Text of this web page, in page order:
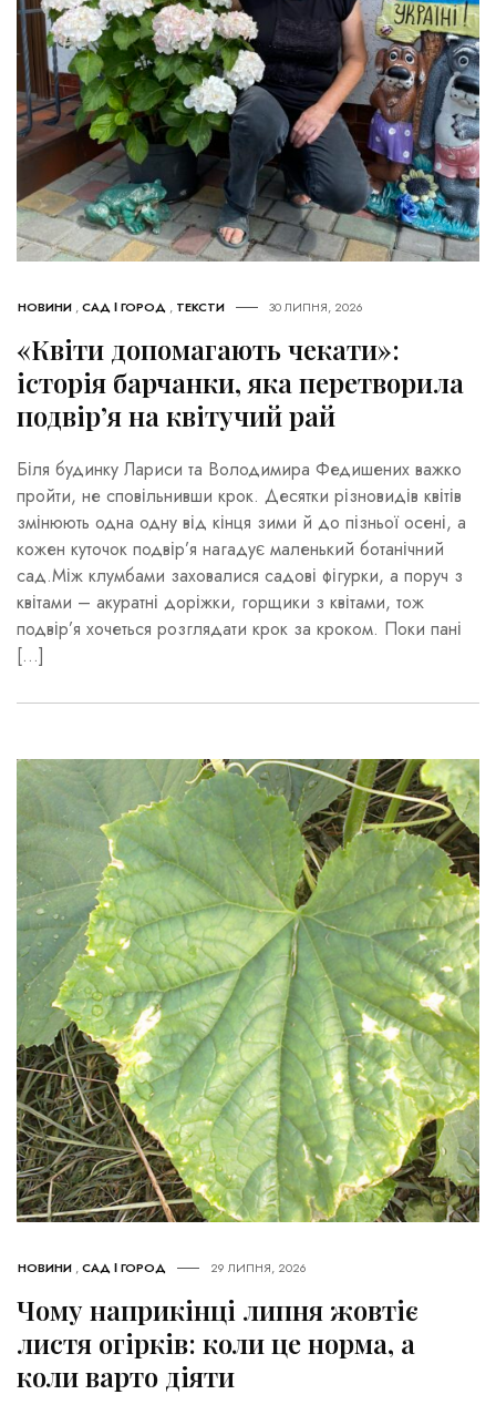
НОВИНИ ,САД І ГОРОД , ТЕКСТИ 30 ЛИПНЯ, 2026
«Квіти допомагають чекати»:
історія барчанки, яка перетворила
подвір’я на квітучий рай
Біля будинку Лариси та Володимира Федишених важко
пройти, не сповільнивши крок. Десятки різновидів квітів
змінюють одна одну від кінця зими й до пізньої осені, а
кожен куточок подвір’я нагадує маленький ботанічний
сад.Між клумбами заховалися садові фігурки, а поруч з
квітами – акуратні доріжки, горщики з квітами, тож
подвір’я хочеться розглядати крок за кроком. Поки пані
[…]
НОВИНИ ,САД І ГОРОД 29 ЛИПНЯ, 2026
Чому наприкінці липня жовтіє
листя огірків: коли це норма, а
коли варто діяти